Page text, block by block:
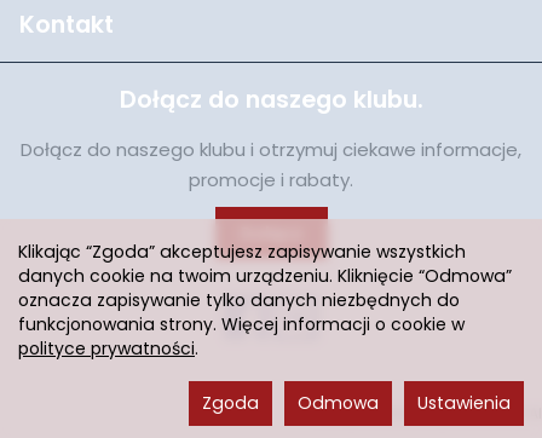
Kontakt
Dołącz do naszego klubu.
Dołącz do naszego klubu i otrzymuj ciekawe informacje,
promocje i rabaty.
Sklep internetowy SOTESHOP AI
Klikając “Zgoda” akceptujesz zapisywanie wszystkich
danych cookie na twoim urządzeniu. Kliknięcie “Odmowa”
oznacza zapisywanie tylko danych niezbędnych do
funkcjonowania strony. Więcej informacji o cookie w
polityce prywatności.
Ustawienia
Odmowa
Zgoda